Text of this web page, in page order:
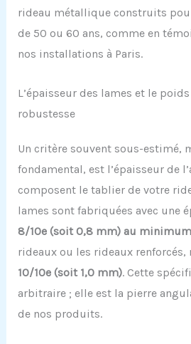
rideau métallique construits
de 50 ou 60 ans, comme en
nos installations à Paris.
L’épaisseur des lames et le
robustesse
Un critère souvent sous-estimé,
fondamental, est l’épaisseur de
composent le tablier de votre
lames sont fabriquées avec une
8/10e (soit 0,8 mm) au minimum
rideaux ou les rideaux renforcés,
10/10e (soit 1,0 mm). Cette
arbitraire ; elle est la pierre
de nos produits.